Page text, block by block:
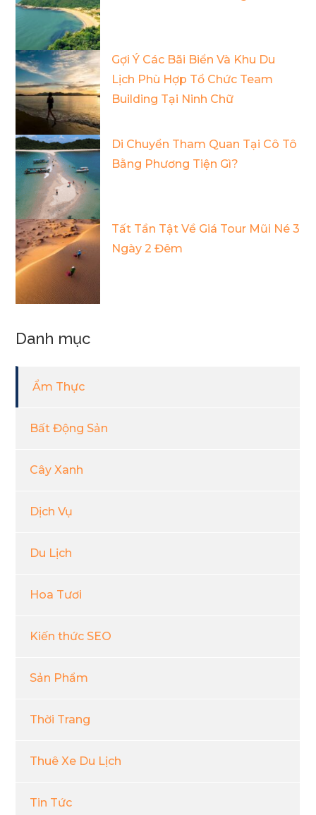
Gợi Ý Các Bãi Biển Và Khu Du
Lịch Phù Hợp Tổ Chức Team
Building Tại Ninh Chữ
Di Chuyển Tham Quan Tại Cô Tô
Bằng Phương Tiện Gì?
Tất Tần Tật Về Giá Tour Mũi Né 3
Ngày 2 Đêm
Danh mục
Ẩm Thực
Bất Động Sản
Cây Xanh
Dịch Vụ
Du Lịch
Hoa Tươi
Kiến thức SEO
Sản Phẩm
Thời Trang
Thuê Xe Du Lịch
Tin Tức